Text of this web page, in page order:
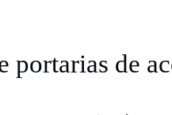
portarias de